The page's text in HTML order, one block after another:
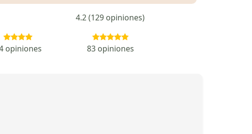
4.2 (129 opiniones)
opiniones 83 opiniones